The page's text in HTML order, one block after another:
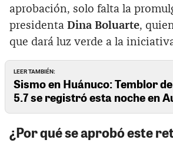
aprobación, solo falta la
presidenta Dina Boluarte,
que dará luz verde a la
LEER TAMBIÉN:
Sismo en Huánuco: Temblor
5.7 se registró esta noche en
¿Por qué se aprobó este